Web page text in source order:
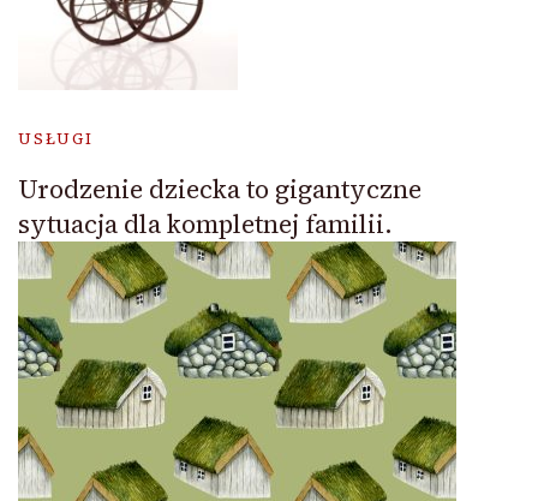
USŁUGI
Urodzenie dziecka to gigantyczne
sytuacja dla kompletnej familii.